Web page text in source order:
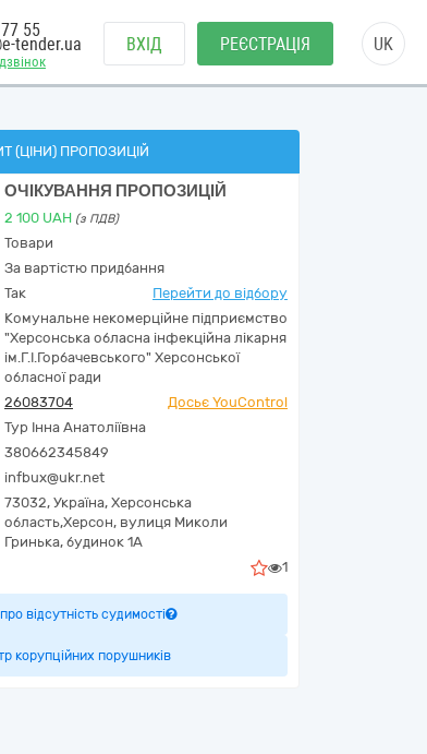
55
tender.ua ВХІД РЕЄСТРАЦІЯ UK
(ЦІНИ) ПРОПОЗИЦІЙ
ОЧІКУВАННЯ ПРОПОЗИЦІЙ
2 100 UAH (з ПДВ)
Товари
За вартістю придбання
Так Перейти до відбору
Комунальне некомерційне підприємство
"Херсонська обласна інфекційна лікарня
ім.Г.І.Горбачевського" Херсонської
обласної ради
26083704
Досьє YouControl
Тур Інна Анатоліївна
380662345849
infbux@ukr.net
73032, Україна, Херсонська
область,Херсон, вулиця Миколи
Гринька, будинок 1А
1
відсутність судимості
корупційних порушників